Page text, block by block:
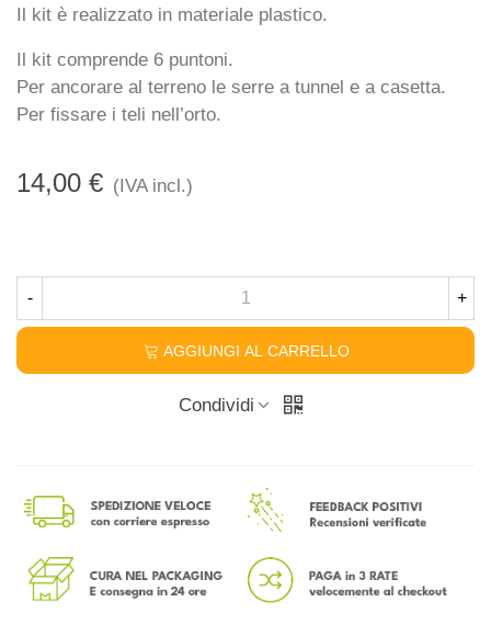
Il kit è realizzato in materiale plastico.
Il kit comprende 6 puntoni.
Per ancorare al terreno le serre a tunnel e a casetta.
Per fissare i teli nell’orto.
14,00 € (IVA incl.)
- +
AGGIUNGI AL CARRELLO
Condividi